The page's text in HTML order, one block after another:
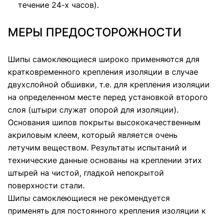
течение 24-х часов).
МЕРЫ ПРЕДОСТОРОЖНОСТИ
Шипы самоклеющиеся широко применяются для
кратковременного крепления изоляции в случае
двухслойной обшивки, т.е. для крепления изоляции
на определенном месте перед установкой второго
слоя (штыри служат опорой для изоляции).
Основания шипов покрыты высококачественным
акриловым клеем, который является очень
летучим веществом. Результаты испытаний и
технические данные основаны на креплении этих
штырей на чистой, гладкой непокрытой
поверхности стали.
Шипы самоклеющиеся не рекомендуется
применять для постоянного крепления изоляции к